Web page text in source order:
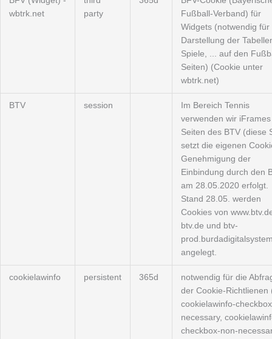
wbtrk.net
party
Fußball-Verband) für
Widgets (notwendig für
Darstellung der
Spiele, ... auf den
Seiten) (Cookie unter
wbtrk.net)
BTV session
Im Bereich Tennis
verwenden wir
Seiten des BTV (diese
setzt die eigenen
Genehmigung der
Einbindung durch den
am 28.05.2020 erfolgt.
Stand 28.05. werden
Cookies von
btv.de und btv-
angelegt.
cookielawinfo persistent 365d
notwendig für die
der Cookie-Richtlienen
cookielawinfo-
necessary,
checkbox-non-